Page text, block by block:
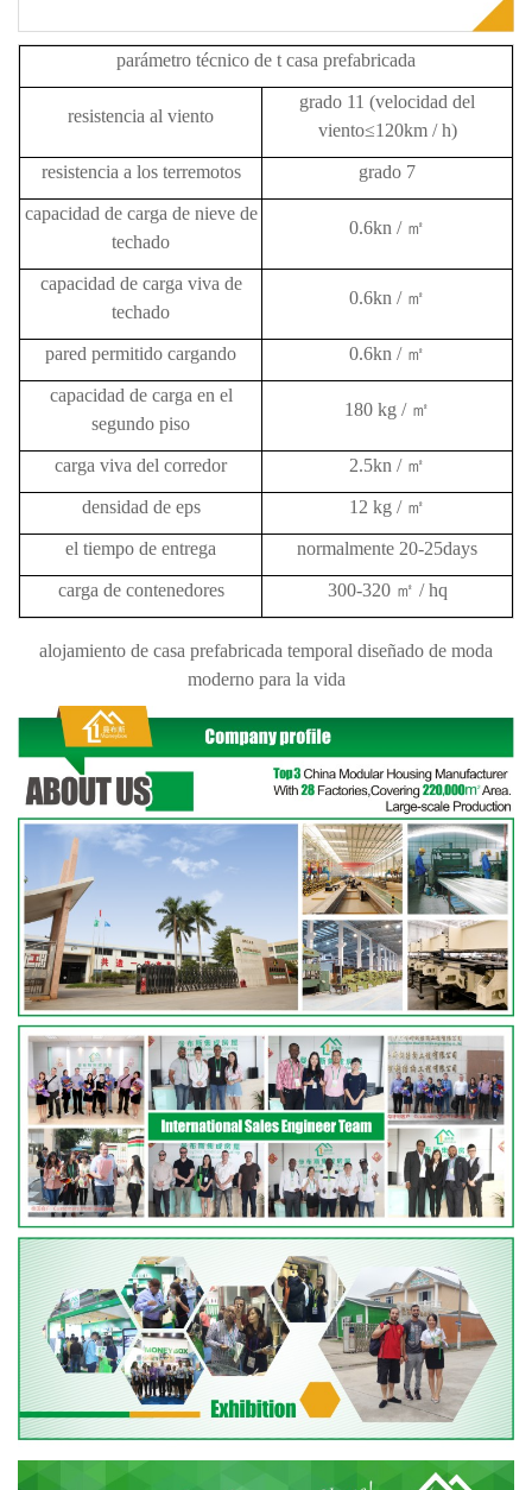
parámetro técnico de t casa prefabricada
resistencia al viento
grado 11 (velocidad del
viento≤120km / h)
resistencia a los terremotos grado 7
capacidad de carga de nieve de
techado
0.6kn /㎡
capacidad de carga viva de
techado
0.6kn /㎡
pared permitido cargando 0.6kn /㎡
capacidad de carga en el
segundo piso
180 kg /㎡
carga viva del corredor 2.5kn /㎡
densidad de eps 12 kg /㎡
el tiempo de entrega normalmente 20-25days
carga de contenedores 300-320㎡ / hq
alojamiento de casa prefabricada temporal diseñado de moda
moderno para la vida